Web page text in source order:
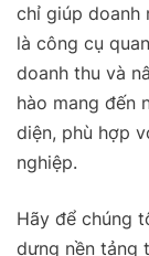
chỉ giúp doanh
là công cụ
doanh thu và
hào mang đến
diện, phù hợp
nghiệp.
Hãy để chúng
dựng nền tảng